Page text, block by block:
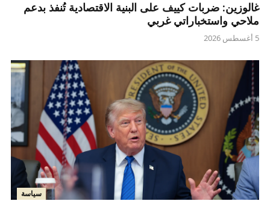
غالوزين: ضربات كييف على البنية الاقتصادية تُنفذ بدعم
ملاحي واستخباراتي غربي
5 أغسطس 2026
سياسة